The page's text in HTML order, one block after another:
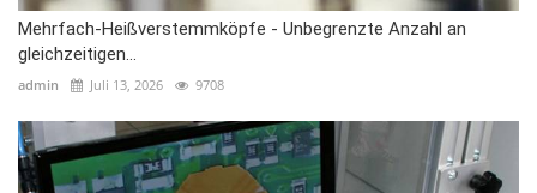
Mehrfach-Heißverstemmköpfe - Unbegrenzte Anzahl an
gleichzeitigen...
admin Juli 13, 2026 9708